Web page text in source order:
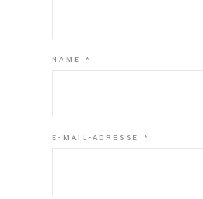
NAME *
E-MAIL-ADRESSE *